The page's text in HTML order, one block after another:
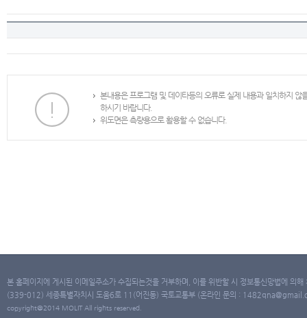
본내용은 프로그램 및 데이타등의 오류로 실제 내용과 일치하지
하시기 바랍니다.
위도면은 측량용으로 활용할 수 없습니다.
본 홈페이지에 게시된 이메일주소가 수집되는것을 거부하며, 이를 위반할 시 정보통신망법에 의
(339-012) 세종특별자치시 도움6로 11(어진동) 국토교통부 (온라인 문의 :
copyright@2014 MOLIT All rights reserved.